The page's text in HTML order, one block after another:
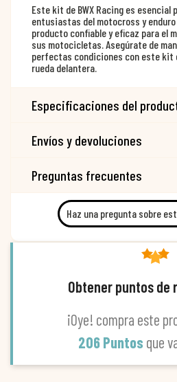
Este kit de BWX Racing es esencial
entusiastas del motocross y enduro
producto confiable y eficaz para el
sus motocicletas. Asegúrate de
perfectas condiciones con este kit
rueda delantera.
Especificaciones del
Envíos y devoluciones
Preguntas frecuentes
Haz una pregunta sobre
Obtener puntos de
¡Oye! compra este
206 Puntos que